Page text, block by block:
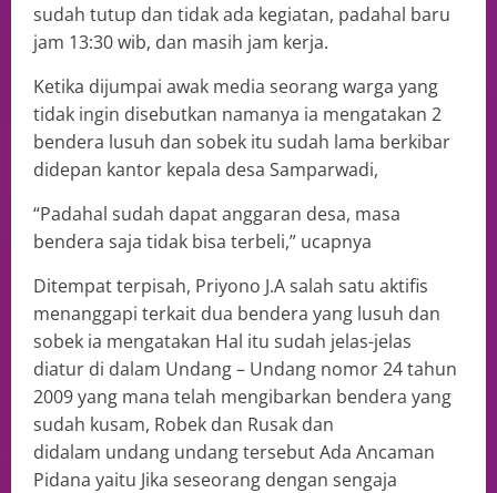
sudah tutup dan tidak ada kegiatan, padahal baru
jam 13:30 wib, dan masih jam kerja.
Ketika dijumpai awak media seorang warga yang
tidak ingin disebutkan namanya ia mengatakan 2
bendera lusuh dan sobek itu sudah lama berkibar
didepan kantor kepala desa Samparwadi,
“Padahal sudah dapat anggaran desa, masa
bendera saja tidak bisa terbeli,” ucapnya
Ditempat terpisah, Priyono J.A salah satu aktifis
menanggapi terkait dua bendera yang lusuh dan
sobek ia mengatakan Hal itu sudah jelas-jelas
diatur di dalam Undang – Undang nomor 24 tahun
2009 yang mana telah mengibarkan bendera yang
sudah kusam, Robek dan Rusak dan
didalam undang undang tersebut Ada Ancaman
Pidana yaitu Jika seseorang dengan sengaja